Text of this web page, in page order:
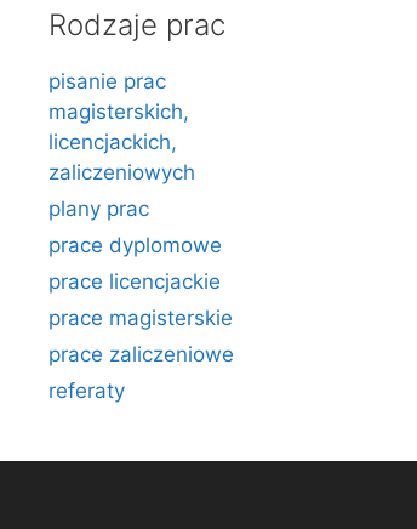
Rodzaje prac
pisanie prac
magisterskich,
licencjackich,
zaliczeniowych
plany prac
prace dyplomowe
prace licencjackie
prace magisterskie
prace zaliczeniowe
referaty